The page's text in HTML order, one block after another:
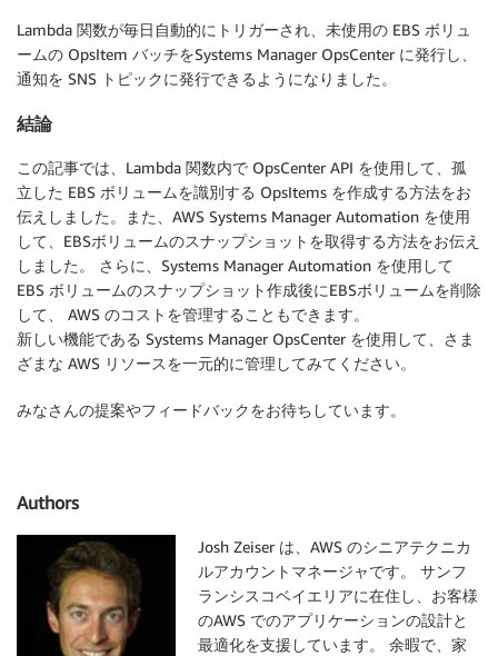
Lambda 関数が毎日自動的にトリガーされ、未使用の EBS ボリュ
ームの OpsItem バッチをSystems Manager OpsCenter に発行し、
通知を SNS トピックに発行できるようになりました。
結論
この記事では、Lambda 関数内で OpsCenter API を使用して、孤
立した EBS ボリュームを識別する OpsItems を作成する方法をお
伝えしました。また、AWS Systems Manager Automation を使用
して、EBSボリュームのスナップショットを取得する方法をお伝え
しました。 さらに、Systems Manager Automation を使用して
EBS ボリュームのスナップショット作成後にEBSボリュームを削除
して、 AWS のコストを管理することもできます。
新しい機能である Systems Manager OpsCenter を使用して、さま
ざまな AWS リソースを一元的に管理してみてください。
みなさんの提案やフィードバックをお待ちしています。
Authors
Josh Zeiser は、AWS のシニアテクニカ
ルアカウントマネージャです。 サンフ
ランシスコベイエリアに在住し、お客様
のAWS でのアプリケーションの設計と
最適化を支援しています。 余暇で、家